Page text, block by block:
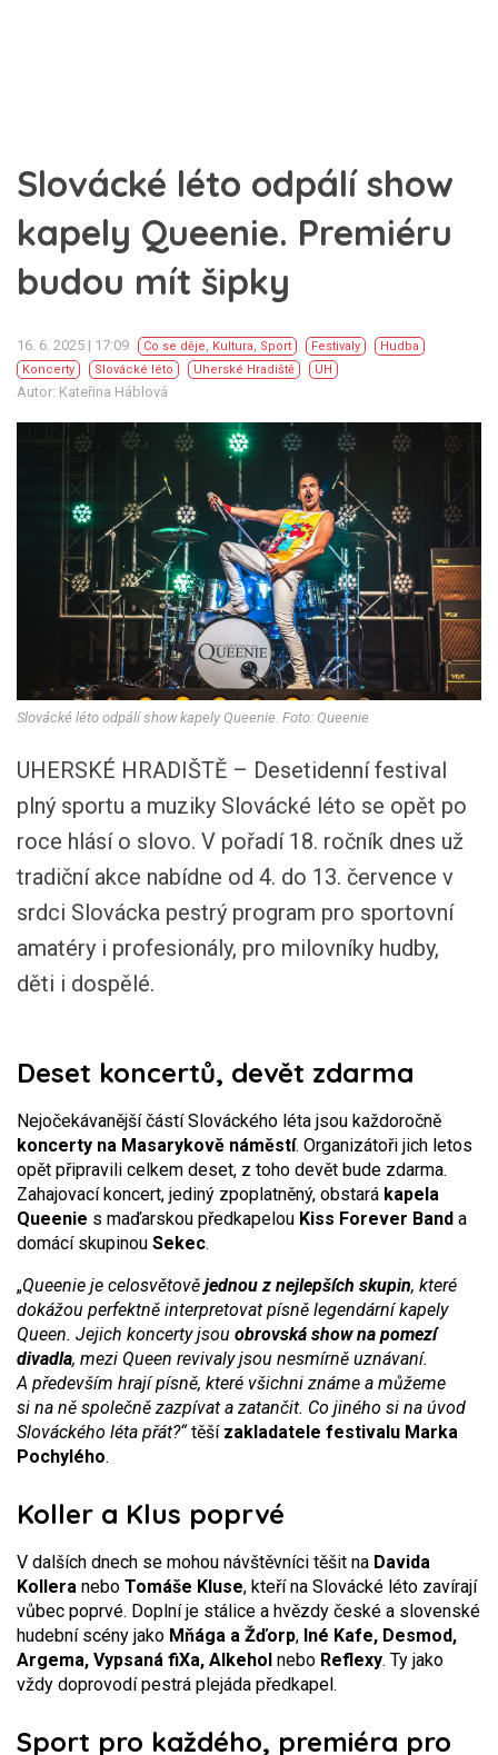
Slovácké léto odpálí show
kapely Queenie. Premiéru
budou mít šipky
16. 6. 2025 | 17:09 Co se děje, Kultura, Sport Festivaly
Hudba
Koncerty
Slovácké léto Uherské Hradiště UH
Autor: Kateřina Háblová
Slovácké léto odpálí show kapely Queenie. Foto: Queenie
UHERSKÉ HRADIŠTĚ – Desetidenní festival
plný sportu a muziky Slovácké léto se opět po
roce hlásí o slovo. V pořadí 18. ročník dnes už
tradiční akce nabídne od 4. do 13. července v
srdci Slovácka pestrý program pro sportovní
amatéry i profesionály, pro milovníky hudby,
děti i dospělé.
Deset koncertů, devět zdarma
Nejočekávanější částí Slováckého léta jsou každoročně
koncerty na Masarykově náměstí. Organizátoři jich letos
opět připravili celkem deset, z toho devět bude zdarma.
Zahajovací koncert, jediný zpoplatněný, obstará kapela
Queenie s maďarskou předkapelou Kiss Forever Band a
domácí skupinou Sekec.
„Queenie je celosvětově jednou z nejlepších skupin, které
dokážou perfektně interpretovat písně legendární kapely
Queen. Jejich koncerty jsou obrovská show na pomezí
divadla, mezi Queen revivaly jsou nesmírně uznávaní.
A především hrají písně, které všichni známe a můžeme
si na ně společně zazpívat a zatančit. Co jiného si na úvod
Slováckého léta přát?“těší zakladatele festivalu Marka
Pochylého.
Koller a Klus poprvé
V dalších dnech se mohou návštěvníci těšit na Davida
Kollera nebo Tomáše Kluse, kteří na Slovácké léto zavírají
vůbec poprvé. Doplní je stálice a hvězdy české a slovenské
hudební scény jako Mňága a Žďorp, Iné Kafe, Desmod,
Argema, Vypsaná fiXa, Alkehol nebo Reflexy. Ty jako
vždy doprovodí pestrá plejáda předkapel.
Sport pro každého, premiéra pro